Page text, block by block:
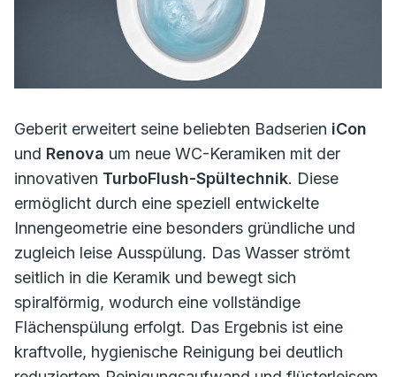
Geberit erweitert seine beliebten Badserien iCon
und Renova um neue WC-Keramiken mit der
innovativen TurboFlush-Spültechnik. Diese
ermöglicht durch eine speziell entwickelte
Innengeometrie eine besonders gründliche und
zugleich leise Ausspülung. Das Wasser strömt
seitlich in die Keramik und bewegt sich
spiralförmig, wodurch eine vollständige
Flächenspülung erfolgt. Das Ergebnis ist eine
kraftvolle, hygienische Reinigung bei deutlich